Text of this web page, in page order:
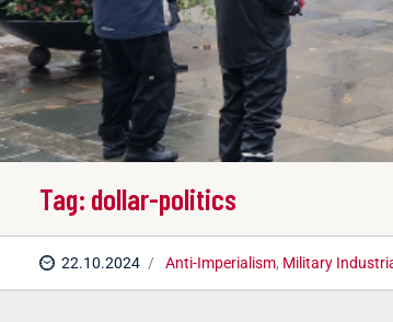
Tag: dollar-politics
22.10.2024 Anti-Imperialism, Military